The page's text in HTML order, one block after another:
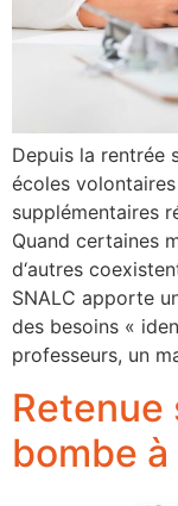
Depuis la rentrée
écoles
supplémentaires
Quand certaines
d‘autres
SNALC apporte
des besoins «
professeurs, un
Retenue
bombe